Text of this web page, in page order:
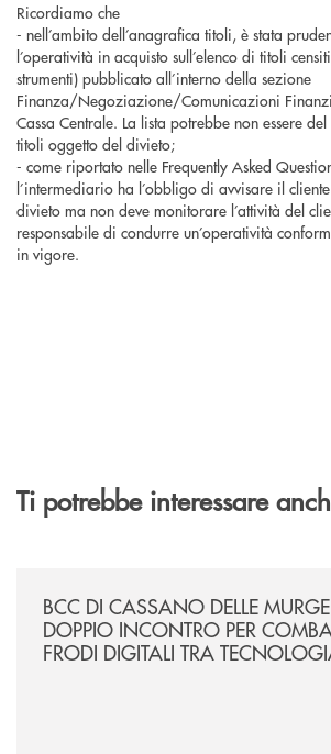
Ricordiamo che
- nell’ambito dell’anagrafica titoli, è stata
l’operatività in acquisto sull’elenco di titoli
strumenti) pubblicato all’interno della sezione
Finanza/Negoziazione/Comunicazioni
Cassa Centrale. La lista potrebbe non essere
titoli oggetto del divieto;
- come riportato nelle Frequently Asked
l’intermediario ha l’obbligo di avvisare il cliente
divieto ma non deve monitorare l’attività del
responsabile di condurre un’operatività
in vigore.
Ti potrebbe interessare
BCC DI CASSANO DELLE
DOPPIO INCONTRO PER
FRODI DIGITALI TRA